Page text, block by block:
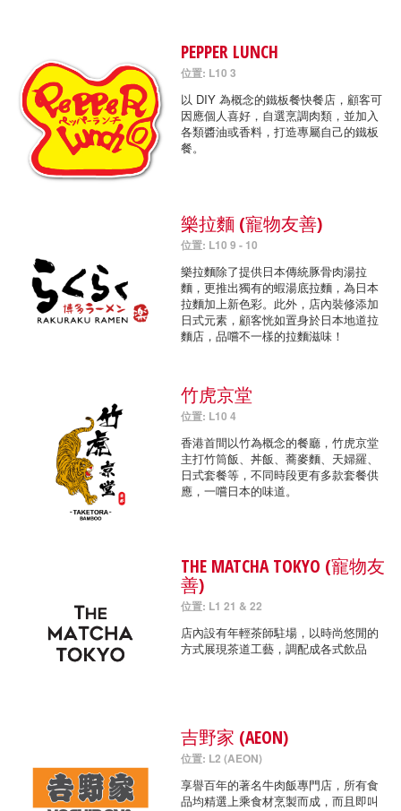
PEPPER LUNCH
位置: L10 3
以 DIY 為概念的鐵板餐快餐店，顧客可
因應個人喜好，自選烹調肉類，並加入
各類醬油或香料，打造專屬自己的鐵板
餐。
樂拉麵 (寵物友善)
位置: L10 9 - 10
樂拉麵除了提供日本傳統豚骨肉湯拉
麵，更推出獨有的蝦湯底拉麵，為日本
拉麵加上新色彩。此外，店內裝修添加
日式元素，顧客恍如置身於日本地道拉
麵店，品嚐不一樣的拉麵滋味！
竹虎京堂
位置: L10 4
香港首間以竹為概念的餐廳，竹虎京堂
主打竹筒飯、丼飯、蕎麥麵、天婦羅、
日式套餐等，不同時段更有多款套餐供
應，一嚐日本的味道。
THE MATCHA TOKYO (寵物友
善)
位置: L1 21 & 22
店內設有年輕茶師駐場，以時尚悠閒的
方式展現茶道工藝，調配成各式飲品
吉野家 (AEON)
位置: L2 (AEON)
享譽百年的著名牛肉飯專門店，所有食
品均精選上乘食材烹製而成，而且即叫